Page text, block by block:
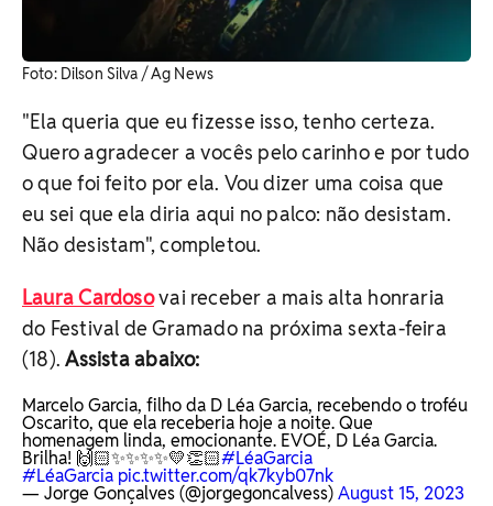
Foto: Dilson Silva / Ag News
"Ela queria que eu fizesse isso, tenho certeza.
Quero agradecer a vocês pelo carinho e por tudo
o que foi feito por ela. Vou dizer uma coisa que
eu sei que ela diria aqui no palco: não desistam.
Não desistam", completou.
Laura Cardosovai receber a mais alta honraria
do Festival de Gramado na próxima sexta-feira
(18).Assista abaixo:
Marcelo Garcia, filho da D Léa Garcia, recebendo o troféu
Oscarito, que ela receberia hoje a noite. Que
homenagem linda, emocionante. EVOÉ, D Léa Garcia.
Brilha! 🙌🏻✨✨✨✨💛👏🏻#LéaGarcia
#LéaGarcia pic.twitter.com/qk7kyb07nk
— Jorge Gonçalves (@jorgegoncalvess)August 15, 2023